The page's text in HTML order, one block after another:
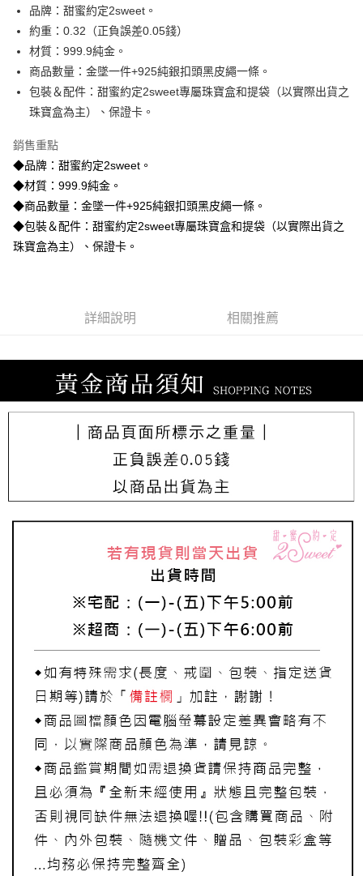
華南商業銀行
上海商業儲蓄銀行
國泰世華商業銀行
臺灣中小企業銀行
台中商業銀行
匯豐（台灣）商業銀行
華泰商業銀行
聯邦商業銀行
遠東國際商業銀行
元大商業銀行
台新國際商業銀行
台灣樂天信用卡公司
華南商業銀行
上海商業儲蓄銀行
國泰世華商業銀行
兆豐國際商業銀行
臺灣中小企業銀行
台中商業銀行
匯豐（台灣）商業銀行
元大商業銀行
玉山商業銀行
台灣樂天信用卡公司
LINE Pay
Apple Pay
街口支付
悠遊付
ATM付款
運送方式
宅配
每筆NT$80，滿NT$1,000(含以上)免運費
品牌：甜蜜約定2sweet。
約重：0.32（正負誤差0.05錢）
材質：999.9純金。
商品數量：金墜一件+925純銀扣頭黑皮繩一條。
包裝＆配件：甜蜜約定2sweet專屬珠寶盒和提袋（以實際出貨之
珠寶盒為主）、保證卡。
銷售重點
◆品牌：甜蜜約定2sweet。
◆材質：999.9純金。
◆商品數量：金墜一件+925純銀扣頭黑皮繩一條。
◆包裝＆配件：甜蜜約定2sweet專屬珠寶盒和提袋（以實際出貨之
珠寶盒為主）、保證卡。
詳細說明 相關推薦